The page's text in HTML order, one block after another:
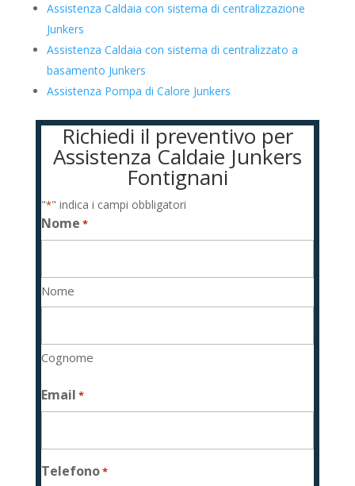
Assistenza Caldaia con sistema di centralizzazione
Junkers
Assistenza Caldaia con sistema di centralizzato a
basamento Junkers
Assistenza Pompa di Calore Junkers
Richiedi il preventivo per
Assistenza Caldaie Junkers
Fontignani
"*" indica i campi obbligatori
Nome *
Nome
Cognome
Email *
Telefono*